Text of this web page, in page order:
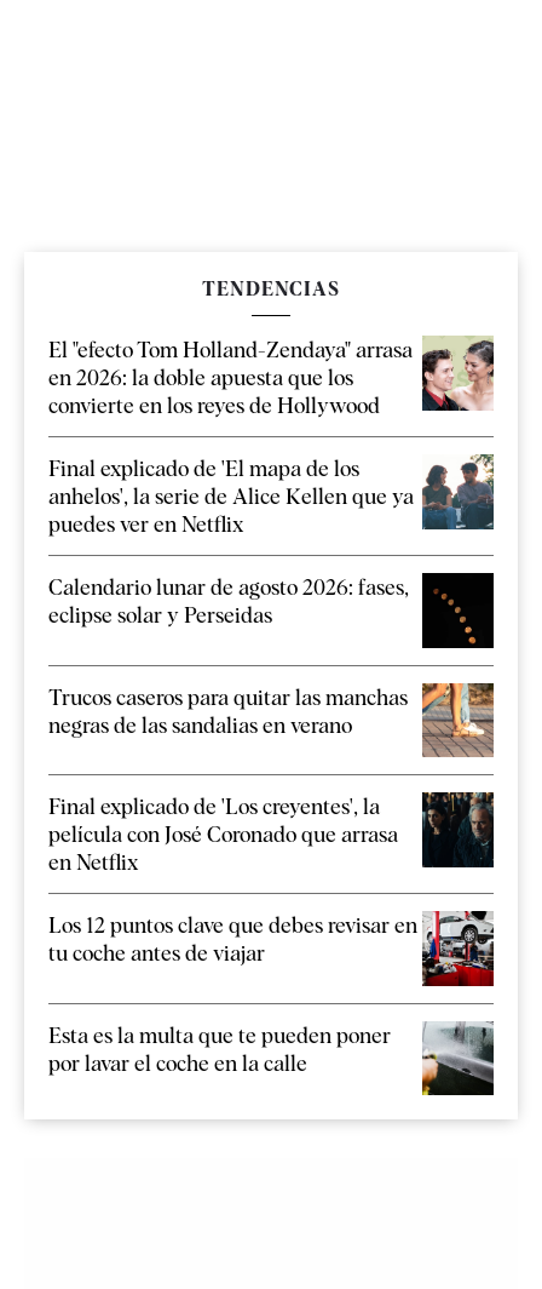
TENDENCIAS
El "efecto Tom Holland-Zendaya" arrasa
en 2026: la doble apuesta que los
convierte en los reyes de Hollywood
Final explicado de 'El mapa de los
anhelos', la serie de Alice Kellen que ya
puedes ver en Netflix
Calendario lunar de agosto 2026: fases,
eclipse solar y Perseidas
Trucos caseros para quitar las manchas
negras de las sandalias en verano
Final explicado de 'Los creyentes', la
película con José Coronado que arrasa
en Netflix
Los 12 puntos clave que debes revisar en
tu coche antes de viajar
Esta es la multa que te pueden poner
por lavar el coche en la calle